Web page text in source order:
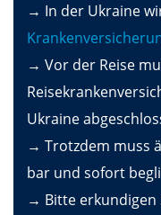
→ In der Ukraine
→ Vor der Reise
Ukraine
→ Trotzdem muss
bar und sofort
→ Bitte erkundigen